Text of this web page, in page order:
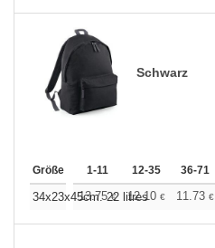
Schwarz
Größe 1-11 12-35 36-71
34x23x45cm. 22 litres
13.75€ 12.10 € 11.73 €